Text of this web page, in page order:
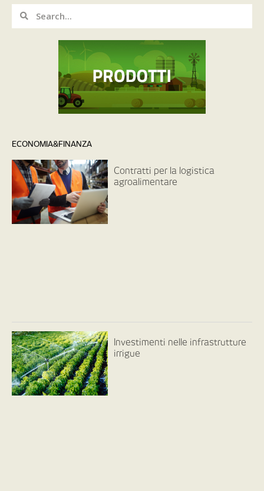
ECONOMIA&FINANZA
Contratti per la logistica
agroalimentare
Investimenti nelle infrastrutture
irrigue